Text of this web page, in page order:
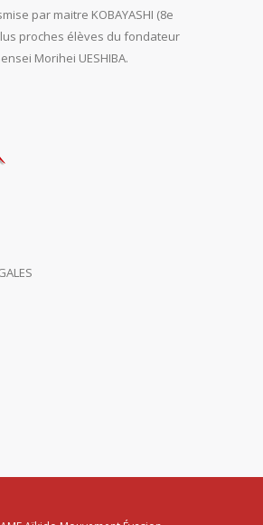
par maitre KOBAYASHI (8e
proches élèves du fondateur
Morihei UESHIBA.